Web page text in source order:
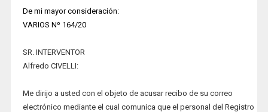
De mi mayor consideración:
VARIOS Nº 164/20
SR. INTERVENTOR
Alfredo CIVELLI:
Me dirijo a usted con el objeto de acusar recibo de su correo
electrónico mediante el cual comunica que el personal del Registro